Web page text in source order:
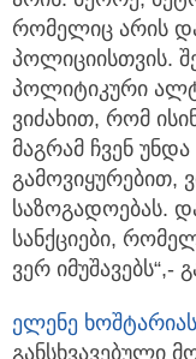
რომელიც არის
პოლიციისთვის.
პოლიტიკური
ვიძახით, რომ
მაგრამ ჩვენ
გამოვიყურებით,
საზოგადოებას.
სანქციები,
ვერ იმუშავებს“,-
ელენე ხოშტარიას
განსხვავებული